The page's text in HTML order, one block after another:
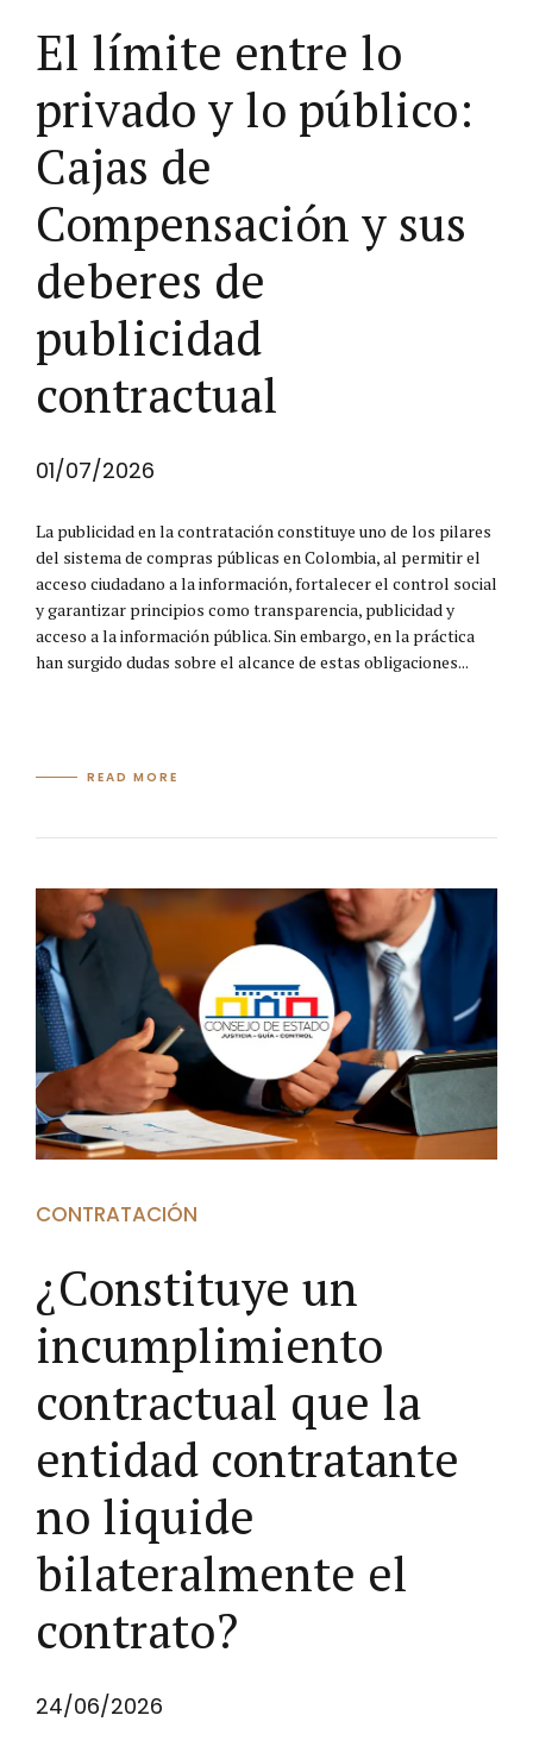
El límite entre lo
privado y lo público:
Cajas de
Compensación y sus
deberes de
publicidad
contractual
01/07/2026
La publicidad en la contratación constituye uno de los pilares
del sistema de compras públicas en Colombia, al permitir el
acceso ciudadano a la información, fortalecer el control social
y garantizar principios como transparencia, publicidad y
acceso a la información pública. Sin embargo, en la práctica
han surgido dudas sobre el alcance de estas obligaciones...
READ MORE
CONTRATACIÓN
¿Constituye un
incumplimiento
contractual que la
entidad contratante
no liquide
bilateralmente el
contrato?
24/06/2026